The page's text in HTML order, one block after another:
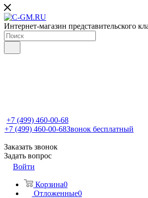
Интернет-магазин представительского
+7 (499) 460-00-68
+7 (499) 460-00-68Звонок бесплатный
Заказать звонок
Задать вопрос
Войти
Корзина0
Отложенные0